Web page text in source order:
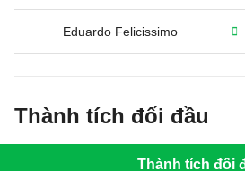
Eduardo Felicissimo
Thành tích đối đầu
Thành tích đối